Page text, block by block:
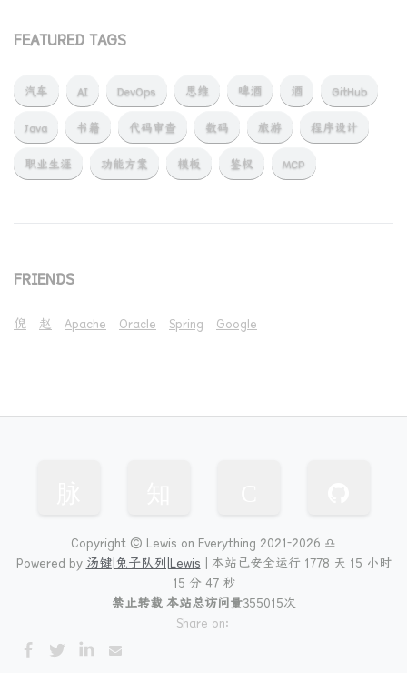
FEATURED TAGS
汽车 AI DevOps 思维 啤酒 酒 GitHub
Java 书籍 代码审查 数码 旅游 程序设计
职业生涯 功能方案 模板 鉴权 MCP
FRIENDS
倪 赵 Apache Oracle Spring Google
Copyright © Lewis on Everything 2021-2026 ♎
Powered by 汤键|兔子队列|Lewis 本站已安全运行 1778 天 15 小时
15 分 48 秒
禁止转载 本站总访问量355015次
Share on: